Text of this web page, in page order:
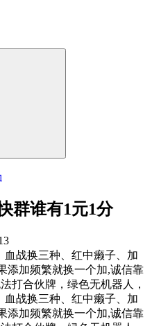
群谁有1元1分
血战换三种、红中癞子、加
添加频繁就换一个加,诚信靠
打合伙牌，绿色无机器人，
血战换三种、红中癞子、加
添加频繁就换一个加,诚信靠